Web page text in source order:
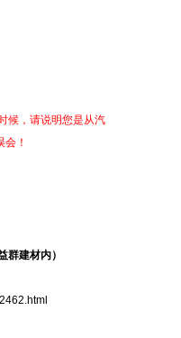
候，请说明您是从汽
！
群建材内）